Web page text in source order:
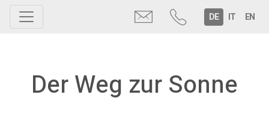
Toggle navigation DE IT EN
Der Weg zur Sonne